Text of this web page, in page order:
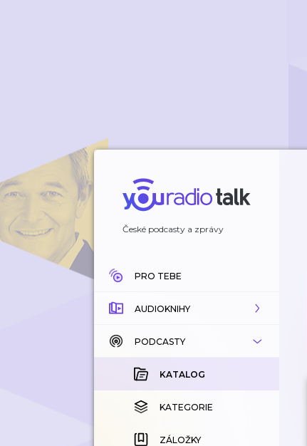
České podcasty a zprávy
PRO TEBE
AUDIOKNIHY
KATALOG
KOUPENÉ
KATEGORIE
ZÁLOŽKY
PODCASTY
KATALOG
KATEGORIE
ZÁLOŽKY